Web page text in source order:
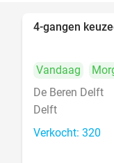
4-gangen
Vandaag
De Beren Delft
Delft
Verkocht: 320